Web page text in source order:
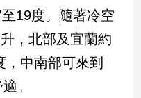
19度。隨著冷空
，北部及宜蘭約
，中南部可來到
。